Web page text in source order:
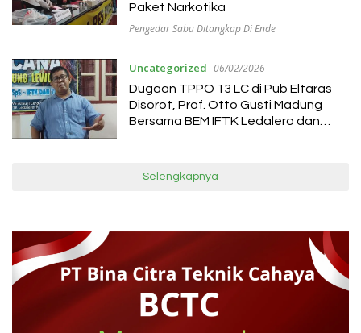
Paket Narkotika
Pengedar Sabu Ditangkap Di Ende
Uncategorized 06/02/2026
Dugaan TPPO 13 LC di Pub Eltaras
Disorot, Prof. Otto Gusti Madung
Bersama BEM IFTK Ledalero dan
Selengkapnya